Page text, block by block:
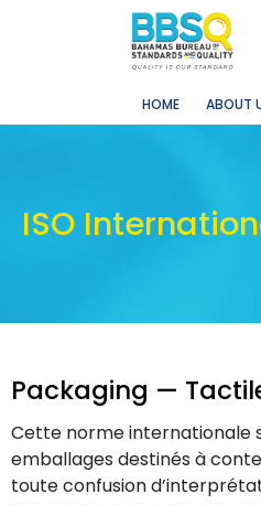
HOME ABOUT
ISO
Packaging —
Cette norme internationale
emballages destinés à
toute confusion